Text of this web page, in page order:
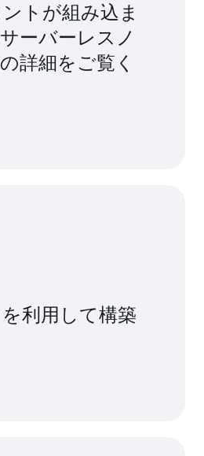
供
で
き
ま
す」
トが組み込ま
ーバーレスノ
詳細をご覧く
利用して構築